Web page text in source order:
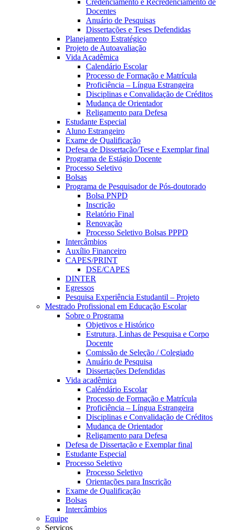
Credenciamento e Recredenciamento de
Docentes
Anuário de Pesquisas
Dissertações e Teses Defendidas
Planejamento Estratégico
Projeto de Autoavaliação
Vida Acadêmica
Calendário Escolar
Processo de Formação e Matrícula
Proficiência – Língua Estrangeira
Disciplinas e Convalidação de Créditos
Mudança de Orientador
Religamento para Defesa
Estudante Especial
Aluno Estrangeiro
Exame de Qualificação
Defesa de Dissertação/Tese e Exemplar final
Programa de Estágio Docente
Processo Seletivo
Bolsas
Programa de Pesquisador de Pós-doutorado
Bolsa PNPD
Inscrição
Relatório Final
Renovação
Processo Seletivo Bolsas PPPD
Intercâmbios
Auxílio Financeiro
CAPES/PRINT
DSE/CAPES
DINTER
Egressos
Pesquisa Experiência Estudantil – Projeto
Mestrado Profissional em Educação Escolar
Sobre o Programa
Objetivos e Histórico
Estrutura, Linhas de Pesquisa e Corpo
Docente
Comissão de Seleção / Colegiado
Anuário de Pesquisa
Dissertações Defendidas
Vida acadêmica
Caléndário Escolar
Processo de Formação e Matrícula
Proficiência – Língua Estrangeira
Disciplinas e Convalidação de Créditos
Mudança de Orientador
Religamento para Defesa
Defesa de Dissertação e Exemplar final
Estudante Especial
Processo Seletivo
Processo Seletivo
Orientações para Inscrição
Exame de Qualificação
Bolsas
Intercâmbios
Equipe
Serviços